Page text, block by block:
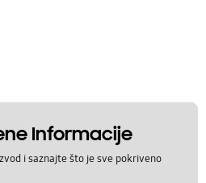
Informacije
i saznajte što je sve pokriveno